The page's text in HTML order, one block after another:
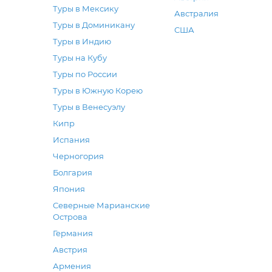
Туры в Мексику
Туры в Доминикану
Туры в Индию
Туры на Кубу
Туры по России
Туры в Южную Корею
Туры в Венесуэлу
Кипр
Испания
Черногория
Болгария
Япония
Северные Марианские
Острова
Германия
Австрия
Армения
Австралия
США